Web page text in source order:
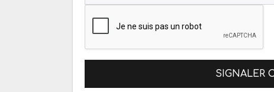
SIGNALER